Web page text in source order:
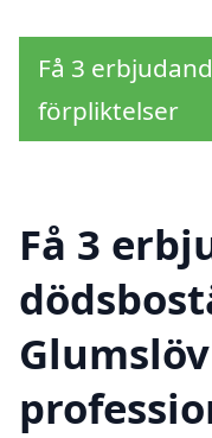
Få 3
förpliktelser
Få 3